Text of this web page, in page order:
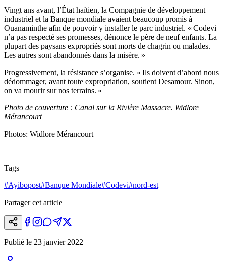
Vingt ans avant, l’État haïtien, la Compagnie de développement
industriel et la Banque mondiale avaient beaucoup promis à
Ouanaminthe afin de pouvoir y installer le parc industriel. « Codevi
n’a pas respecté ses promesses, dénonce le père de neuf enfants. La
plupart des paysans expropriés sont morts de chagrin ou malades.
Les autres sont abandonnés dans la misère. »
Progressivement, la résistance s’organise. « Ils doivent d’abord nous
dédommager, avant toute expropriation, soutient Desamour. Sinon,
on va mourir sur nos terrains. »
Photo de couverture : Canal sur la Rivière Massacre. Widlore
Mérancourt
Photos: Widlore Mérancourt
Tags
#Ayibopost#Banque Mondiale#Codevi#nord-est
Partager cet article
Publié le 23 janvier 2022